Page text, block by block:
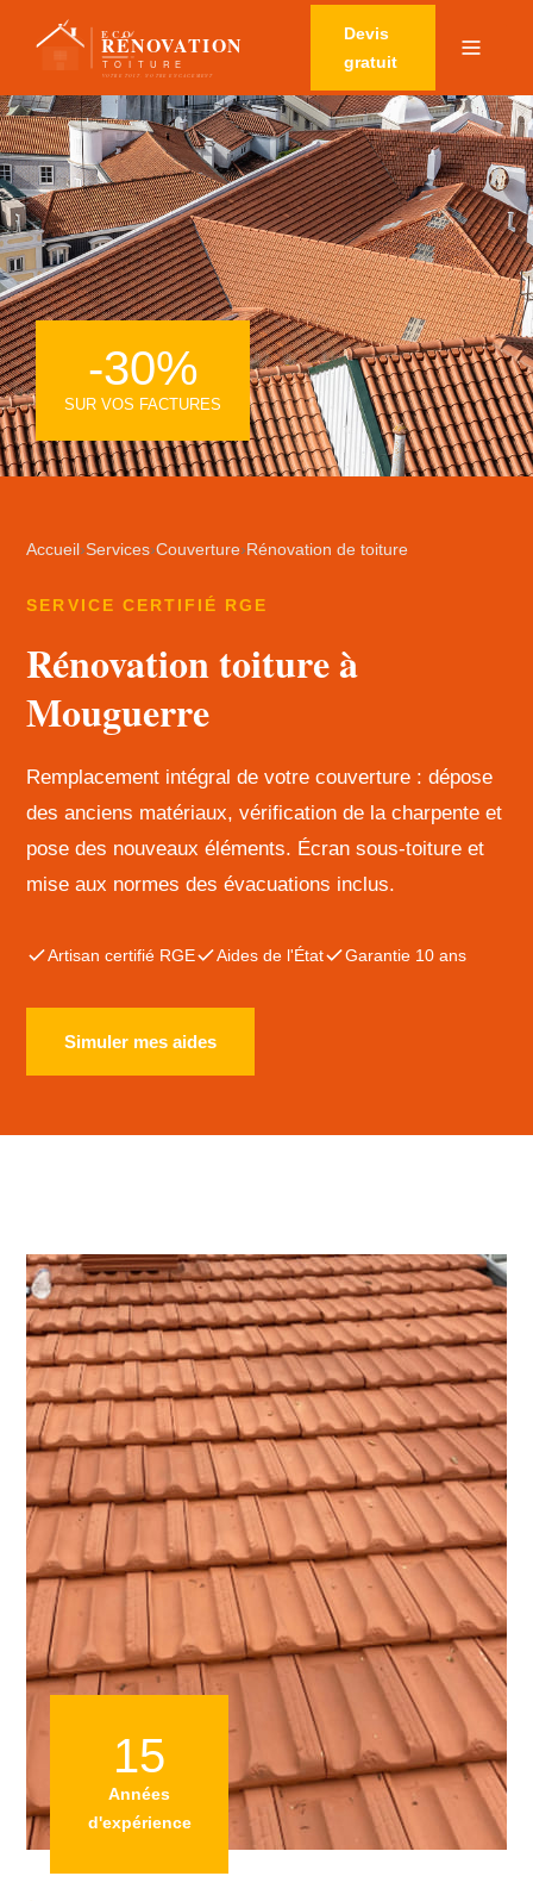
Devis
gratuit
Accueil ›Services›Couverture› Rénovation de toiture
SERVICE CERTIFIÉ RGE
Rénovation toiture à
Mouguerre
Remplacement intégral de votre couverture : dépose
des anciens matériaux, vérification de la charpente et
pose des nouveaux éléments. Écran sous-toiture et
mise aux normes des évacuations inclus.
Artisan certifié RGE Aides de l'État Garantie 10 ans
Simuler mes aides
-30%
SUR VOS FACTURES
15
Années
d'expérience